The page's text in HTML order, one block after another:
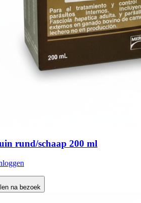
rund/schaap 200 ml
na bezoek